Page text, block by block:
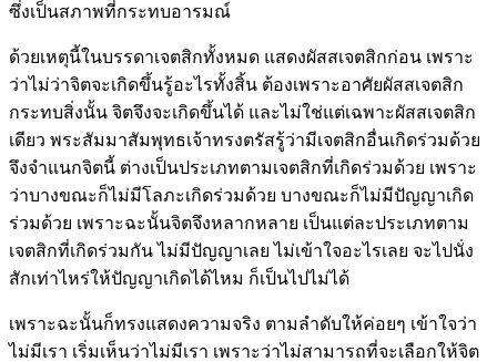
ซึ่งเป็นสภาพที่กระทบอารมณ์
ด้วยเหตุนี้ในบรรดาเจตสิกทั้งหมด แสดงผัสสเจตสิกก่อน เพราะ
ว่าไม่ว่าจิตจะเกิดขึ้นรู้อะไรทั้งสิ้น ต้องเพราะอาศัยผัสสเจตสิก
กระทบสิ่งนั้น จิตจึงจะเกิดขึ้นได้ และไม่ใช่แต่เฉพาะผัสสเจตสิก
เดียว พระสัมมาสัมพุทธเจ้าทรงตรัสรู้ว่ามีเจตสิกอื่นเกิดร่วมด้วย
จึงจำแนกจิตนี้ ต่างเป็นประเภทตามเจตสิกที่เกิดร่วมด้วย เพราะ
ว่าบางขณะก็ไม่มีโลภะเกิดร่วมด้วย บางขณะก็ไม่มีปัญญาเกิด
ร่วมด้วย เพราะฉะนั้นจิตจึงหลากหลาย เป็นแต่ละประเภทตาม
เจตสิกที่เกิดร่วมกัน ไม่มีปัญญาเลย ไม่เข้าใจอะไรเลย จะไปนั่ง
สักเท่าไหร่ให้ปัญญาเกิดได้ไหม ก็เป็นไปไม่ได้
เพราะฉะนั้นก็ทรงแสดงความจริง ตามลำดับให้ค่อยๆ เข้าใจว่า
ไม่มีเรา เริ่มเห็นว่าไม่มีเรา เพราะว่าไม่สามารถที่จะเลือกให้จิต